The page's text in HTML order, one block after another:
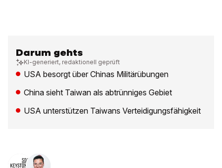
Darum gehts
KI-generiert, redaktionell geprüft
USA besorgt über Chinas Militärübungen
China sieht Taiwan als abtrünniges Gebiet
USA unterstützen Taiwans Verteidigungsfähigkeit